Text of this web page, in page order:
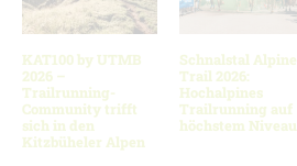
KAT100 by UTMB
2026 –
Trailrunning-
Community trifft
sich in den
Kitzbüheler Alpen
Schnalstal Alpine
Trail 2026:
Hochalpines
Trailrunning auf
höchstem Niveau